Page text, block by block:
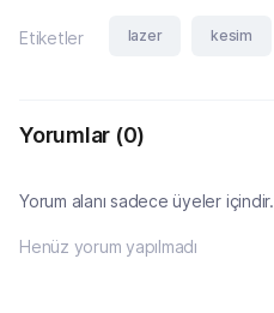
Etiketler lazer kesim
Yorumlar (0)
Yorum alanı sadece üyeler içindir.
Henüz yorum yapılmadı